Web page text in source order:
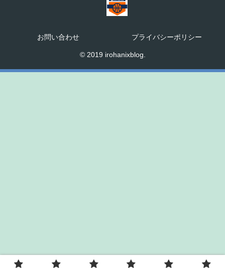
お問い合わせ プライバシーポリシー
© 2019 irohanixblog.